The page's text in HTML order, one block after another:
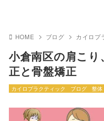
HOME ブログ カイロプ
小倉南区の肩こ
正と骨盤矯正
カイロプラクティック ブログ 整体